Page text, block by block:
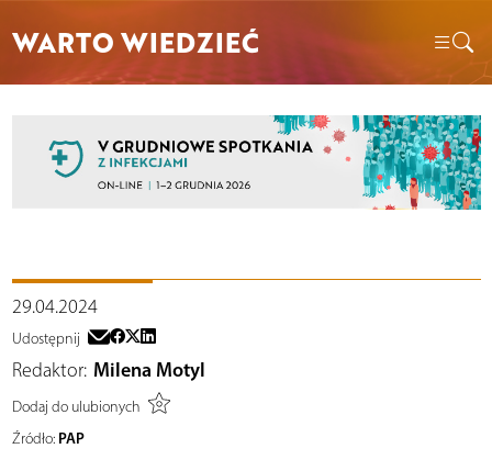
WARTO WIEDZIEĆ
29.04.2024
Udostępnij
Redaktor: Milena Motyl
Dodaj do ulubionych
Źródło: PAP